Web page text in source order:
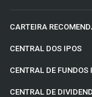
CARTEIRA
CENTRAL DOS IPOS
CENTRAL DE
CENTRAL DE